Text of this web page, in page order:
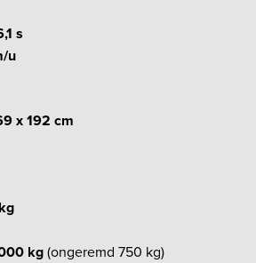
s
u
x 192 cm
kg(ongeremd 750 kg)